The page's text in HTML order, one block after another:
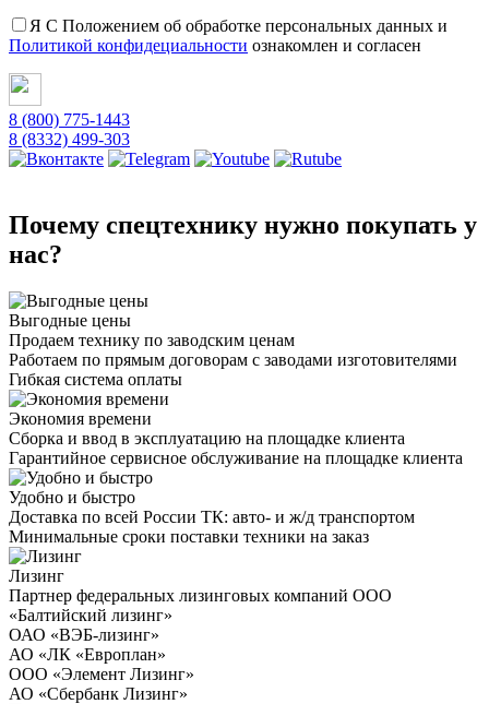
Я С Положением об обработке персональных данных и
Политикой конфидециальности ознакомлен и согласен
8 (800) 775-1443
8 (8332) 499-303
Почему спецтехнику нужно покупать у
нас?
Выгодные цены
Продаем технику по заводским ценам
Работаем по прямым договорам с заводами изготовителями
Гибкая система оплаты
Экономия времени
Сборка и ввод в эксплуатацию на площадке клиента
Гарантийное сервисное обслуживание на площадке клиента
Удобно и быстро
Доставка по всей России ТК: авто- и ж/д транспортом
Минимальные сроки поставки техники на заказ
Лизинг
Партнер федеральных лизинговых компаний ООО
«Балтийский лизинг»
ОАО «ВЭБ-лизинг»
АО «ЛК «Европлан»
ООО «Элемент Лизинг»
АО «Сбербанк Лизинг»